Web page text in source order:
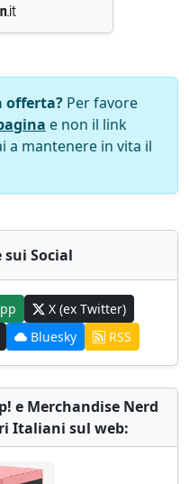
offerta? Per favore
e non il link
a mantenere in vita il
sui Social
X (ex Twitter)
Bluesky RSS
e Merchandise Nerd
Italiani sul web: